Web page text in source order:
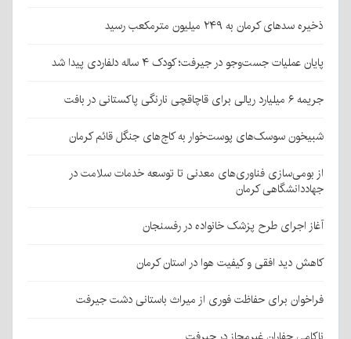
ذخیره سدهای کرمان به ۲۴۹ میلیون مترمکعب رسید
پایان عملیات جست‌وجو در جیرفت؛ کودک ۴ ساله دلفاردی پیدا شد
جریمه ۶ میلیارد ریالی برای قاچاقچی نارنگی پاکستانی در بافت
شبیخون سوسک‌های پوست‌خوار به کاج‌های جنگل قائم کرمان
از بومی‌سازی فناوری‌های معدنی تا توسعه خدمات سلامت در
جهاددانشگاهی کرمان
آغاز اجرای طرح پزشک خانواده در رفسنجان
کاهش دید افقی و کیفیت هوا در استان کرمان
فراخوان برای حفاظت فوری از میراث باستانی دشت جیرفت